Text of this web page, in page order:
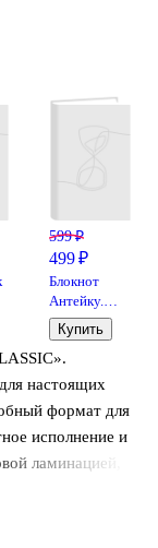
настоящих
формат для
исполнение и
ламинацией,
блока.
599 ₽
499 ₽
Блокнот
Антейку.
Вазуза и
Волга
Купить